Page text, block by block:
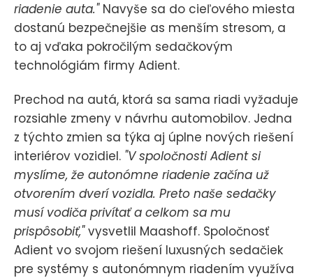
riadenie auta."Navyše sa do cieľového miesta
dostanú bezpečnejšie as menším stresom, a
to aj vďaka pokročilým sedačkovým
technológiám firmy Adient.
Prechod na autá, ktorá sa sama riadi vyžaduje
rozsiahle zmeny v návrhu automobilov. Jedna
z týchto zmien sa týka aj úplne nových riešení
interiérov vozidiel. "V spoločnosti Adient si
myslíme, že autonómne riadenie začína už
otvorením dverí vozidla. Preto naše sedačky
musí vodiča privítať a celkom sa mu
prispôsobiť,"vysvetlil Maashoff. Spoločnosť
Adient vo svojom riešení luxusných sedačiek
pre systémy s autonómnym riadením využíva